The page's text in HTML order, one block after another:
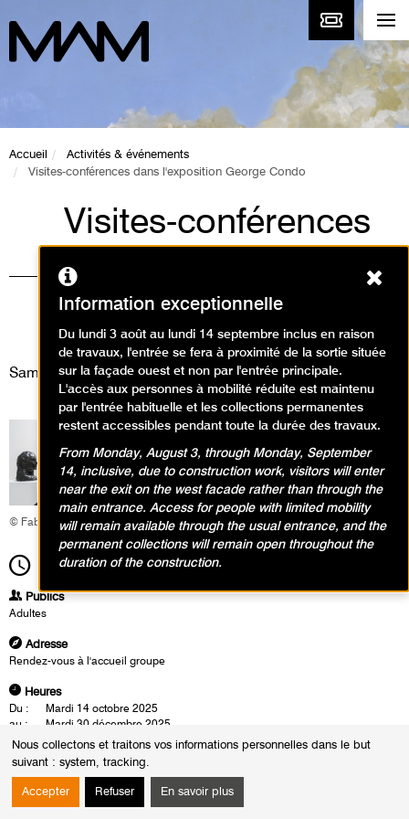
Nous collectons et traitons vos informations personnelles dans le but
suivant : system, tracking.
Accepter Refuser En savoir plus
Accueil
Activités & événements
Visites-conférences dans l'exposition George Condo
Visites-conférences
dans l'exposition
George Condo
Visites / Visite conférence
Samedi 27 décembre 2025
© Fabrice Gaboriau
16h00Durée1h30
Publics
Adultes
Adresse
Rendez-vous à l'accueil groupe
Heures
Du :
Mardi 14 octobre 2025
au :
Mardi 30 décembre 2025
Les :
mardis de 14h30 à 16h00
samedis de 16h00 à 17h30
Samedi 1 novembre 2025 de 16h00 à 17h30
Mardi 11 novembre 2025 de 14h30 à 16h00
Information exceptionnelle
Du lundi 3 août au lundi 14 septembre inclus en raison
de travaux, l'entrée se fera à proximité de la sortie située
sur la façade ouest et non par l'entrée principale.
L'accès aux personnes à mobilité réduite est maintenu
par l'entrée habituelle et les collections permanentes
restent accessibles pendant toute la durée des travaux.
From Monday, August 3, through Monday, September
14, inclusive, due to construction work, visitors will enter
near the exit on the west facade rather than through the
main entrance. Access for people with limited mobility
will remain available through the usual entrance, and the
permanent collections will remain open throughout the
duration of the construction.